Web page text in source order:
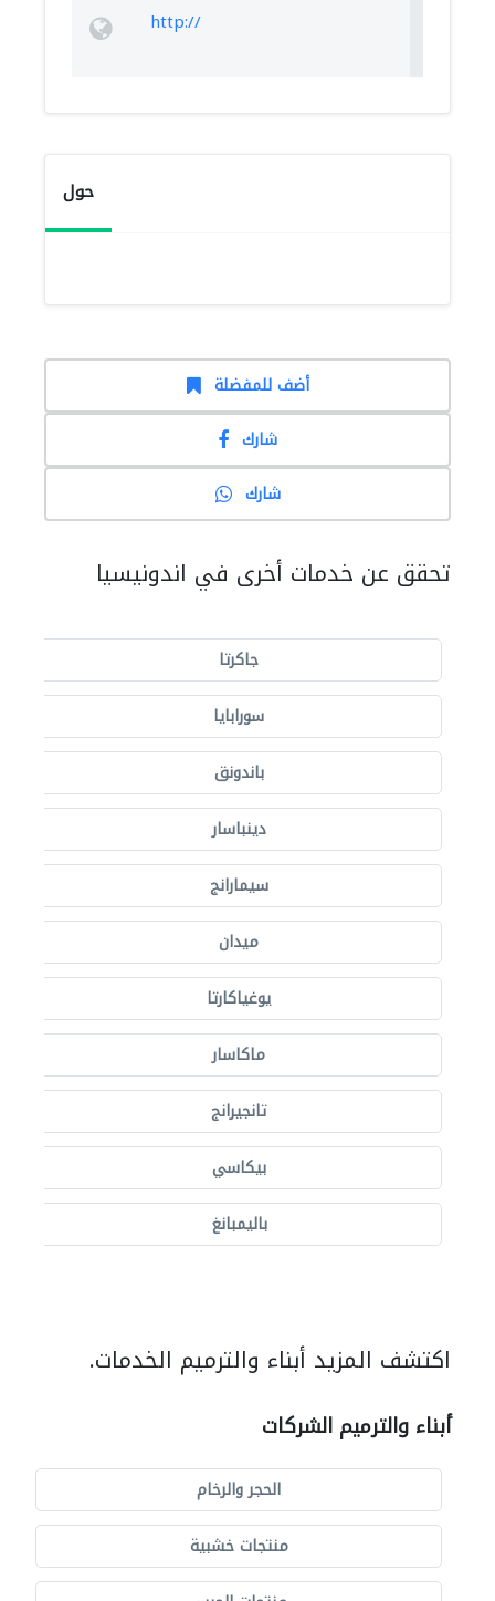
http://
حول
أضف للمفضلة
شارك
شارك
تحقق عن خدمات أخرى في اندونيسيا
جاكرتا
سورابايا
باندونق
دينباسار
سيمارانج
ميدان
يوغياكارتا
ماكاسار
تانجيرانج
بيكاسي
باليمبانغ
اكتشف المزيد أبناء والترميم الخدمات.
أبناء والترميم الشركات
الحجر والرخام
منتجات خشبية